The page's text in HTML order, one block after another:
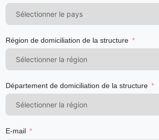
Région de domiciliation de la structure
Département de domiciliation de la structure
E-mail